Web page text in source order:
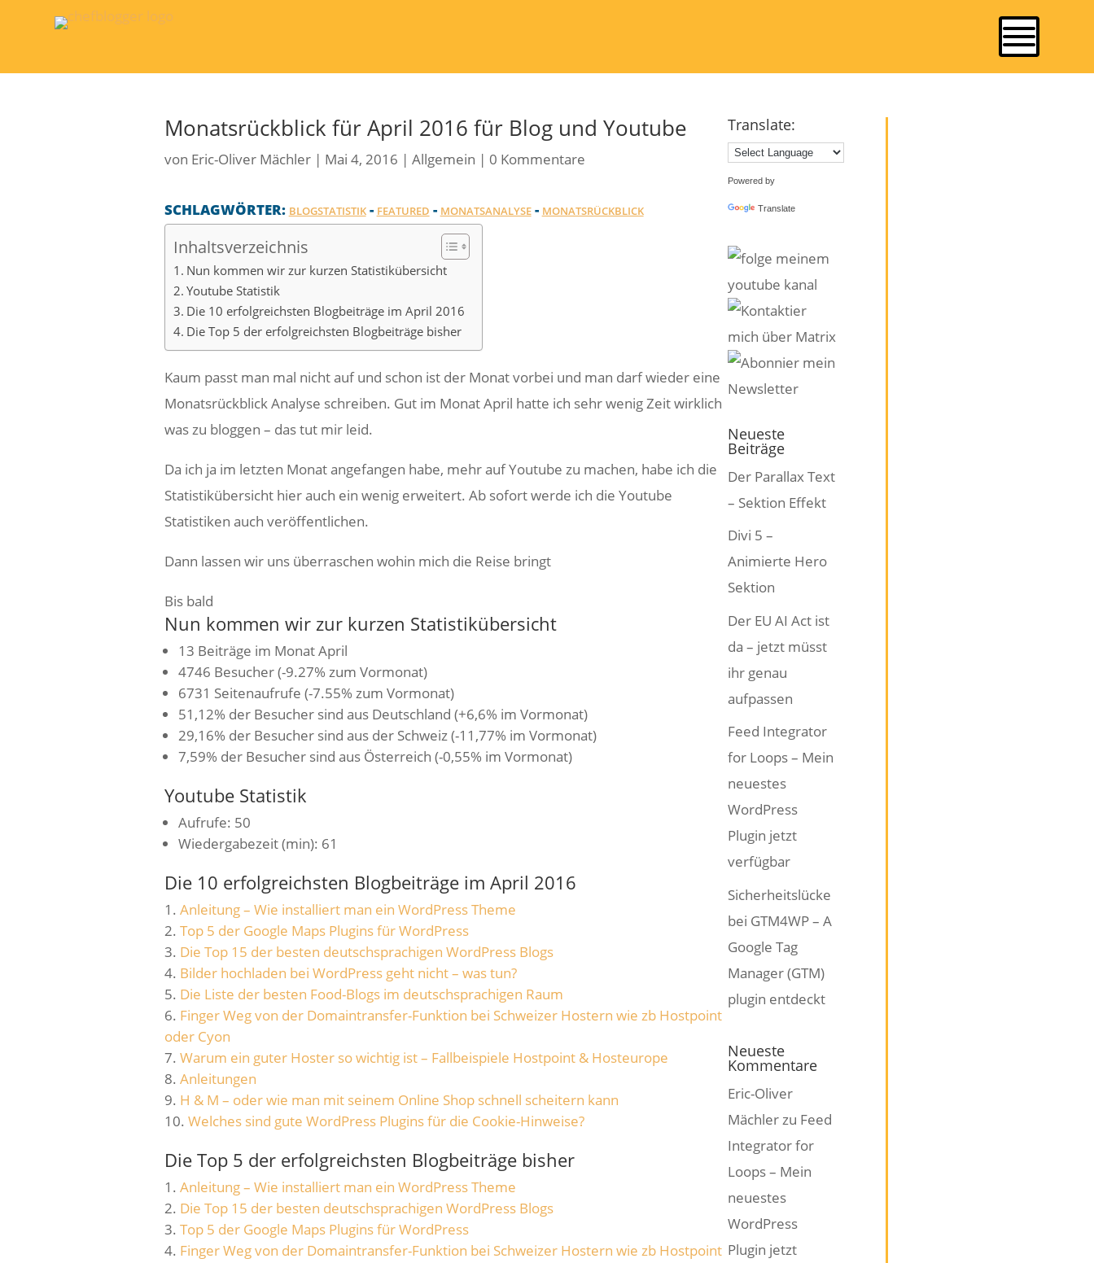
Monatsrückblick für April 2016 für Blog und Youtube
von Eric-Oliver Mächler| Mai 4, 2016 | Allgemein | 0 Kommentare
SCHLAGWÖRTER: BLOGSTATISTIK- FEATURED - MONATSANALYSE- MONATSRÜCKBLICK
Inhaltsverzeichnis
Nun kommen wir zur kurzen Statistikübersicht
Youtube Statistik
Die 10 erfolgreichsten Blogbeiträge im April 2016
Die Top 5 der erfolgreichsten Blogbeiträge bisher
Kaum passt man mal nicht auf und schon ist der Monat vorbei und man darf wieder eine
Monatsrückblick Analyse schreiben. Gut im Monat April hatte ich sehr wenig Zeit wirklich
was zu bloggen – das tut mir leid.
Da ich ja im letzten Monat angefangen habe, mehr auf Youtube zu machen, habe ich die
Statistikübersicht hier auch ein wenig erweitert. Ab sofort werde ich die Youtube
Statistiken auch veröffentlichen.
Dann lassen wir uns überraschen wohin mich die Reise bringt
Bis bald
Nun kommen wir zur kurzen Statistikübersicht
13 Beiträge im Monat April
4746 Besucher (-9.27% zum Vormonat)
6731 Seitenaufrufe (-7.55% zum Vormonat)
51,12% der Besucher sind aus Deutschland (+6,6% im Vormonat)
29,16% der Besucher sind aus der Schweiz (-11,77% im Vormonat)
7,59% der Besucher sind aus Österreich (-0,55% im Vormonat)
Youtube Statistik
Aufrufe: 50
Wiedergabezeit (min): 61
Die 10 erfolgreichsten Blogbeiträge im April 2016
Anleitung – Wie installiert man ein WordPress Theme
Top 5 der Google Maps Plugins für WordPress
Die Top 15 der besten deutschsprachigen WordPress Blogs
Bilder hochladen bei WordPress geht nicht – was tun?
Die Liste der besten Food-Blogs im deutschsprachigen Raum
Finger Weg von der Domaintransfer-Funktion bei Schweizer Hostern wie zb Hostpoint
oder Cyon
Warum ein guter Hoster so wichtig ist – Fallbeispiele Hostpoint & Hosteurope
Anleitungen
H & M – oder wie man mit seinem Online Shop schnell scheitern kann
Welches sind gute WordPress Plugins für die Cookie-Hinweise?
Die Top 5 der erfolgreichsten Blogbeiträge bisher
Anleitung – Wie installiert man ein WordPress Theme
Die Top 15 der besten deutschsprachigen WordPress Blogs
Top 5 der Google Maps Plugins für WordPress
Finger Weg von der Domaintransfer-Funktion bei Schweizer Hostern wie zb Hostpoint
Translate:
Powered by
Translate
Neueste
Beiträge
Der Parallax Text
– Sektion Effekt
Divi 5 –
Animierte Hero
Sektion
Der EU AI Act ist
da – jetzt müsst
ihr genau
aufpassen
Feed Integrator
for Loops – Mein
neuestes
WordPress
Plugin jetzt
verfügbar
Sicherheitslücke
bei GTM4WP – A
Google Tag
Manager (GTM)
plugin entdeckt
Neueste
Kommentare
Eric-Oliver
Mächlerzu Feed
Integrator for
Loops – Mein
neuestes
WordPress
Plugin jetzt